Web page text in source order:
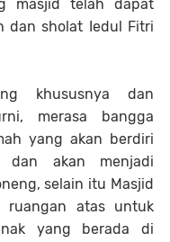
masjid telah dapat
dan sholat Iedul Fitri
khususnya dan
merasa bangga
yang akan berdiri
dan akan menjadi
selain itu Masjid
ruangan atas untuk
yang berada di